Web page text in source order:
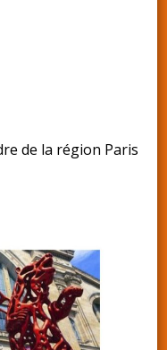
de la région Paris